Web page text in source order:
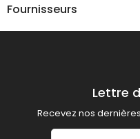
Fournisseurs
Lettre
Recevez nos